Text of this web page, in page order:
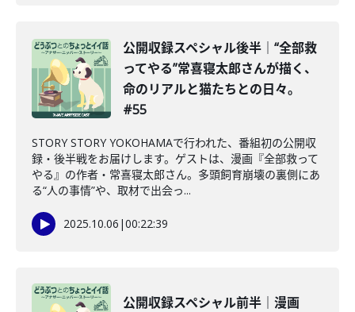
公開収録スペシャル後半｜“全部救
ってやる”常喜寝太郎さんが描く、
命のリアルと猫たちとの日々。
#55
STORY STORY YOKOHAMAで行われた、番組初の公開収
録・後半戦をお届けします。ゲストは、漫画『全部救って
やる』の作者・常喜寝太郎さん。多頭飼育崩壊の裏側にあ
る“人の事情”や、取材で出会っ...
2025.10.06 |00:22:39
公開収録スペシャル前半｜漫画